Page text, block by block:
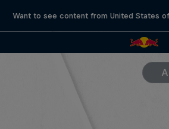
Want to see content from United States